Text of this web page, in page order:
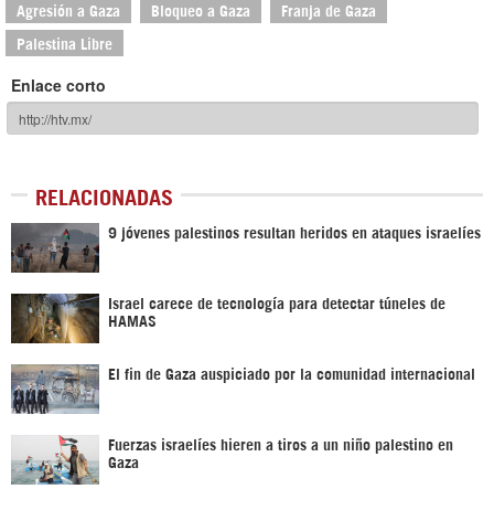
Agresión a Gaza Bloqueo a Gaza Franja de Gaza
Palestina Libre
Enlace corto
RELACIONADAS
9 jóvenes palestinos resultan heridos en ataques israelíes
Israel carece de tecnología para detectar túneles de
HAMAS
El fin de Gaza auspiciado por la comunidad internacional
Fuerzas israelíes hieren a tiros a un niño palestino en
Gaza